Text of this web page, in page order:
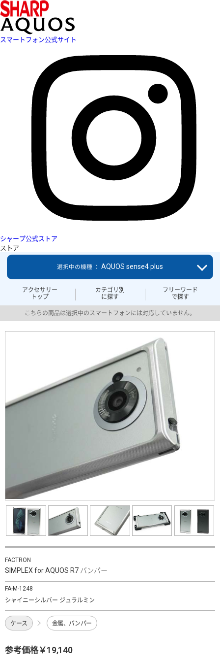
スマートフォン公式サイト
シャープ公式ストア
ストア
アクセサリー
トップ
カテゴリ別
に探す
フリーワード
で探す
選択中の機種 ： AQUOS sense4 plus
こちらの商品は選択中のスマートフォンには対応していません。
FACTRON
SIMPLEX for AQUOS R7 バンパー
FA-M-1248
シャイニーシルバー ジュラルミン
ケース 金属、バンパー
参考価格￥19,140